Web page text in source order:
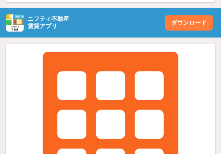
ニフティ不動産
賃貸アプリ
ダウンロード